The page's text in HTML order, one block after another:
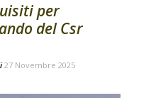
per
del Csr
27 Novembre 2025